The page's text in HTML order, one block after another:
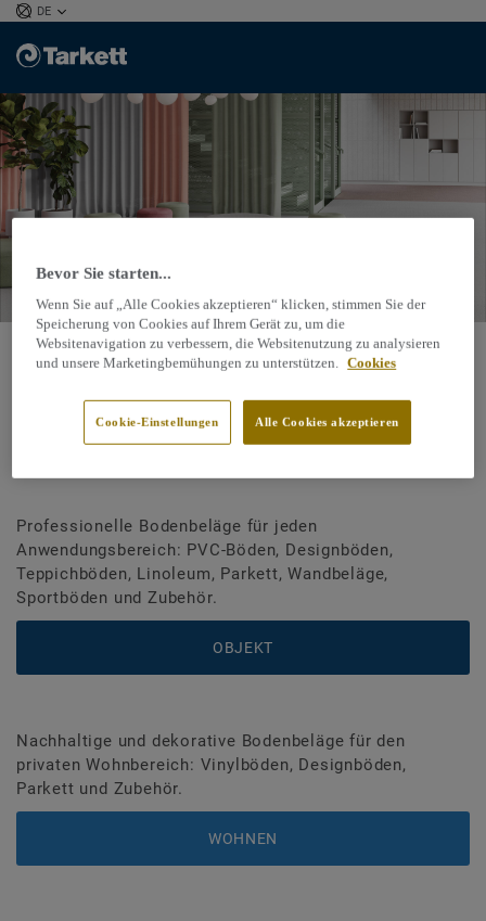
DE
Deutschland
Professionelle Bodenbeläge für jeden
Anwendungsbereich: PVC-Böden, Designböden,
Teppichböden, Linoleum, Parkett, Wandbeläge,
Sportböden und Zubehör.
OBJEKT
Nachhaltige und dekorative Bodenbeläge für den
privaten Wohnbereich: Vinylböden, Designböden,
Parkett und Zubehör.
WOHNEN
Bevor Sie starten...
Wenn Sie auf „Alle Cookies akzeptieren“ klicken, stimmen Sie der
Speicherung von Cookies auf Ihrem Gerät zu, um die
Websitenavigation zu verbessern, die Websitenutzung zu analysieren
und unsere Marketingbemühungen zu unterstützen. Cookies
Alle Cookies akzeptieren
Cookie-Einstellungen